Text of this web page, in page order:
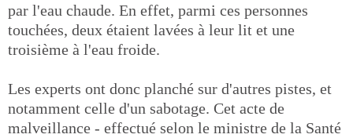
par l'eau chaude. En effet, parmi ces personnes
touchées, deux étaient lavées à leur lit et une
troisième à l'eau froide.
Les experts ont donc planché sur d'autres pistes, et
notamment celle d'un sabotage. Cet acte de
malveillance - effectué selon le ministre de la Santé